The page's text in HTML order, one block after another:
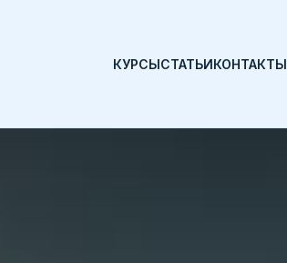
КУРСЫСТАТЬИКОНТАКТЫ